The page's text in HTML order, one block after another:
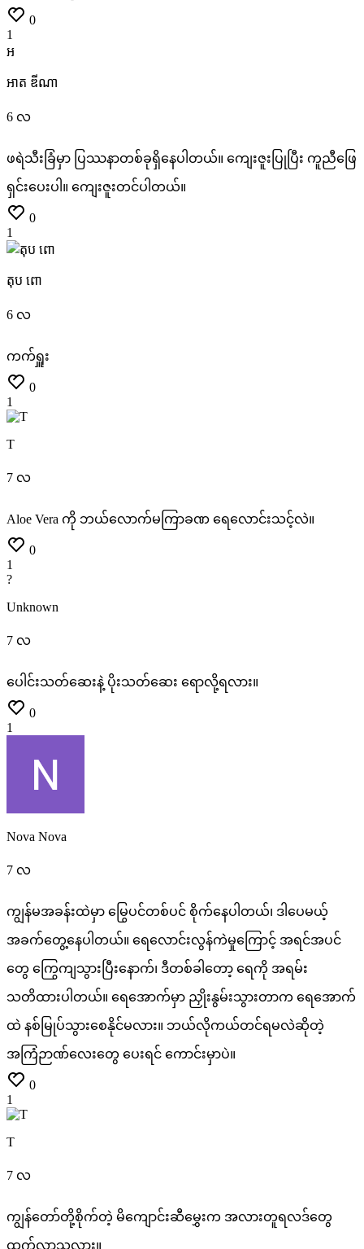
0
1
អ
អាត ឌីណា
6 လ
ဖရဲသီးခြံမှာ ပြဿနာတစ်ခုရှိနေပါတယ်။ ကျေးဇူးပြုပြီး ကူညီဖြေ
ရှင်းပေးပါ။ ကျေးဇူးတင်ပါတယ်။
0
1
តុប ពោ
6 လ
ကက်ရှူး
0
1
T
7 လ
Aloe Vera ကို ဘယ်လောက်မကြာခဏ ရေလောင်းသင့်လဲ။
0
1
?
Unknown
7 လ
ပေါင်းသတ်ဆေးနဲ့ ပိုးသတ်ဆေး ရောလို့ရလား။
0
1
Nova Nova
7 လ
ကျွန်မအခန်းထဲမှာ မြွေပင်တစ်ပင် စိုက်နေပါတယ်၊ ဒါပေမယ့်
အခက်တွေ့နေပါတယ်။ ရေလောင်းလွန်ကဲမှုကြောင့် အရင်အပင်
တွေ ကြွေကျသွားပြီးနောက်၊ ဒီတစ်ခါတော့ ရေကို အရမ်း
သတိထားပါတယ်။ ရေအောက်မှာ ညှိုးနွမ်းသွားတာက ရေအောက်
ထဲ နစ်မြုပ်သွားစေနိုင်မလား။ ဘယ်လိုကယ်တင်ရမလဲဆိုတဲ့
အကြံဉာဏ်လေးတွေ ပေးရင် ကောင်းမှာပဲ။
0
1
T
7 လ
ကျွန်တော်တို့စိုက်တဲ့ မိကျောင်းဆီမွှေးက အလားတူရလဒ်တွေ
ထွက်လာသလား။